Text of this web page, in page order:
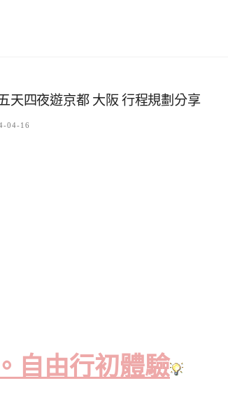
天四夜遊京都 大阪 行程規劃分享
04-16
自由行初體驗